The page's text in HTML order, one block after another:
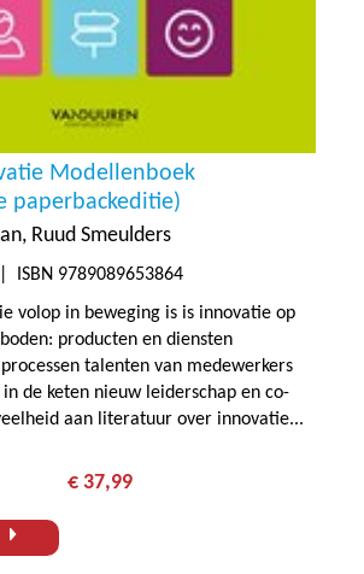
Modellenboek
paperbackeditie)
Ruud Smeulders
| ISBN 9789089653864
volop in beweging is is innovatie op
producten en diensten
talenten van medewerkers
de keten nieuw leiderschap en co-
aan literatuur over innovatie...
€ 37,99